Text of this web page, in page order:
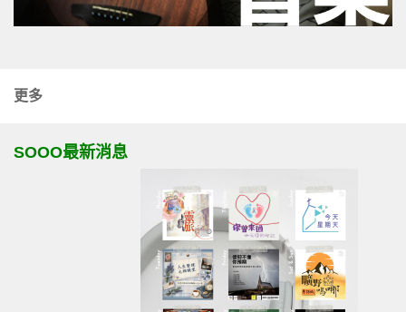
更多
SOOO最新消息